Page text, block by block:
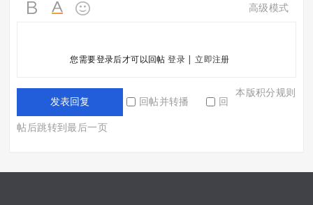
高级模式
您需要登录后才可以回帖登录|立即注册
本版积分规则
发表回复 回帖并转播
回
帖后跳转到最后一页